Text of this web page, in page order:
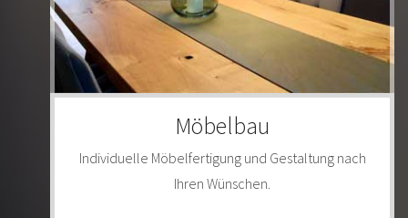
Möbelbau
Individuelle Möbelfertigung und Gestaltung nach
Ihren Wünschen.